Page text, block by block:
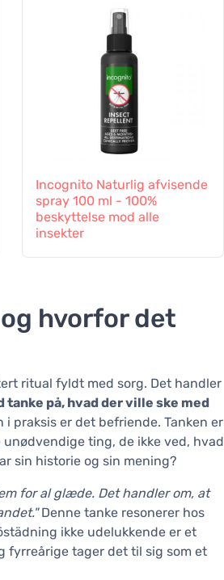
Incognito Naturlig afvisende
spray 100 ml - 100%
beskyttelse mod alle
insekter
hvorfor det
ritual fyldt med sorg. Det handler
på, hvad der ville ske med
i praksis er det befriende. Tanken er
ting, de ikke ved, hvad
sin historie og sin mening?
for al glæde. Det handler om, at
Denne tanke resonerer hos
ikke udelukkende er et
fyrreårige tager det til sig som et